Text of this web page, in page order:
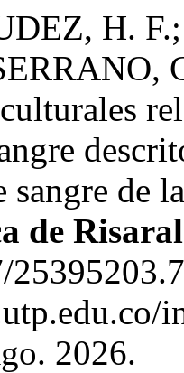
H.
sangre de
de
2026.